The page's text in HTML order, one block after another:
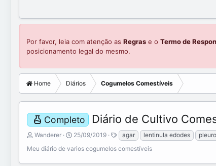
Por favor, leia com atenção as Regras e o Termo de
posicionamento legal do mesmo.
Home Diários Cogumelos Comestíveis
Completo Diário de Cultivo
A
i
Wanderer
C
e
25/09/2019
T
a
g
agar lentinula edodes
Meu diário de varios cogumelos comestíveis